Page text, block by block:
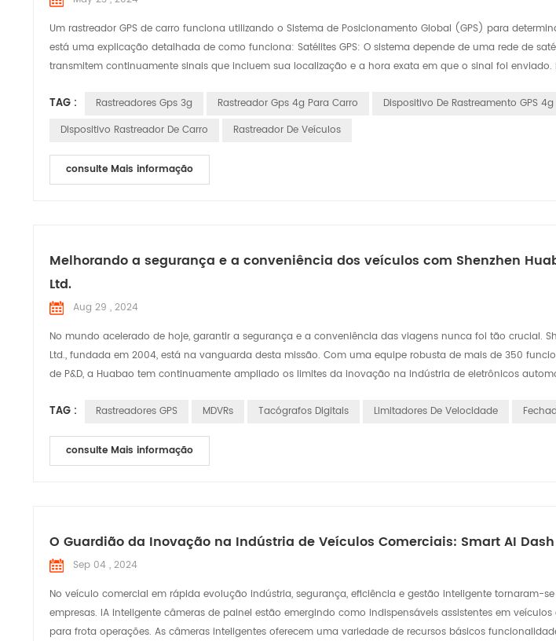
Um rastreador GPS de carro funciona utilizando o Sistema de Posicionamento Global (GPS) para
está uma explicação detalhada de como funciona: Satélites GPS: O sistema depende de uma rede de
transmitem continuamente sinais que incluem sua localização e a hora exata em que o sinal foi enviado.
TAG : Rastreadores Gps 3g Rastreador Gps 4g Para Carro Dispositivo De Rastreamento GPS 4g
Dispositivo Rastreador De Carro
Rastreador De Veículos
consulte Mais informação
Melhorando a segurança e a conveniência dos veículos com Shenzhen
Ltd.
Aug 29 , 2024
No mundo acelerado de hoje, garantir a segurança e a conveniência das viagens nunca foi tão crucial.
Ltd., fundada em 2004, está na vanguarda desta missão. Com uma equipe robusta de mais de 350
de P&D, a Huabao tem continuamente ampliado os limites da inovação na indústria de eletrônicos
TAG : Rastreadores GPS MDVRs Tacógrafos Digitais Limitadores De Velocidade
consulte Mais informação
O Guardião da Inovação na Indústria de Veículos Comerciais: Smart AI
Sep 04 , 2024
No veículo comercial em rápida evolução indústria, segurança, eficiência e gestão inteligente tornaram-
empresas. IA inteligente câmeras de painel estão emergindo como indispensáveis assistentes em
para frota operações. As câmeras inteligentes oferecem uma variedade de recursos básicos